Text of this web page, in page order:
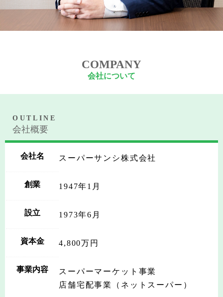
COMPANY
会社について
OUTLINE
会社概要
会社名 スーパーサンシ株式会社
創業 1947年1月
設立 1973年6月
資本金 4,800万円
事業内容
スーパーマーケット事業
店舗宅配事業（ネットスーパー）